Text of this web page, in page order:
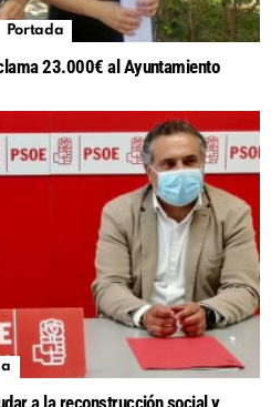
Portada
23.000€ al Ayuntamiento
a la reconstrucción social y